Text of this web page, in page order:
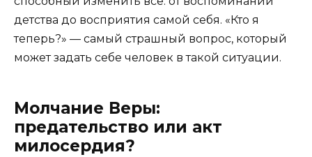
детства до восприятия самой себя. «Кто я
теперь?» — самый страшный вопрос, который
может задать себе человек в такой ситуации.
Молчание Веры:
предательство или акт
милосердия?